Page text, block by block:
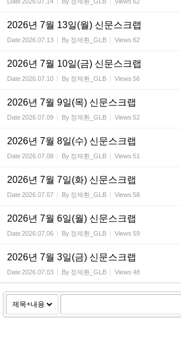
2026년 7월 13일(월) 신문스크랩
Date2026.07.13 By 정제환_GLB Views 62
2026년 7월 10일(금) 신문스크랩
Date2026.07.10 By 정제환_GLB Views 56
2026년 7월 9일(목) 신문스크랩
Date2026.07.09 By 정제환_GLB Views 52
2026년 7월 8일(수) 신문스크랩
Date2026.07.08 By 정제환_GLB Views 51
2026년 7월 7일(화) 신문스크랩
Date2026.07.07 By 정제환_GLB Views 58
2026년 7월 6일(월) 신문스크랩
Date2026.07.06 By 정제환_GLB Views 59
2026년 7월 3일(금) 신문스크랩
Date2026.07.03 By 정제환_GLB Views 48